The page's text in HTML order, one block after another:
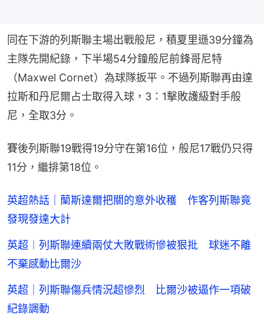
同在下游的列斯聯主場出戰般尼，積夏里遜39分鐘為
主隊先開紀錄，下半場54分鐘般尼前鋒哥尼特
（Maxwel Cornet）為球隊扳平。不過列斯聯再由達
拉斯和丹尼爾占士取得入球，3：1擊敗護級對手般
尼，全取3分。
賽後列斯聯19戰得19分守在第16位，般尼17戰仍只得
11分，繼排第18位。
英超熱話｜蘭斯達爾把關的意外收穫 作客列斯聯竟
發現發達大計
英超︱列斯聯連續兩仗大敗戰術慘被狠批 球迷不離
不棄感動比爾沙
英超｜列斯聯傷兵情況超慘烈 比爾沙被逼作一項破
紀錄調動